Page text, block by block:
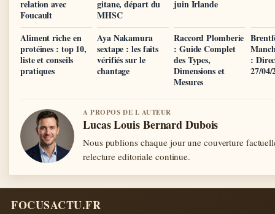
relation avec
Foucault
gitane, départ du
MHSC
juin Irlande
Aliment riche en
protéines : top 10,
liste et conseils
pratiques
Aya Nakamura
sextape : les faits
vérifiés sur le
chantage
Raccord Plomberie
: Guide Complet
des Types,
Dimensions et
Mesures
:
27/04/
A PROPOS DE L AUTEUR
Lucas Louis Bernard Dubois
Nous publions chaque jour une couverture
relecture editoriale continue.
FOCUSACTU.FR